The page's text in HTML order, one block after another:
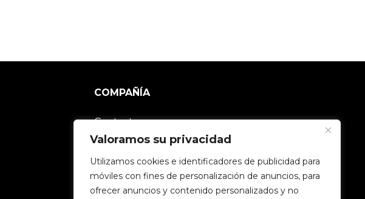
Valoramos su privacidad
Utilizamos cookies e identificadores de publicidad para
móviles con fines de personalización de anuncios, para
ofrecer anuncios y contenido personalizados y no
COMPAÑÍA
Contacto
Trabaja con nosotros